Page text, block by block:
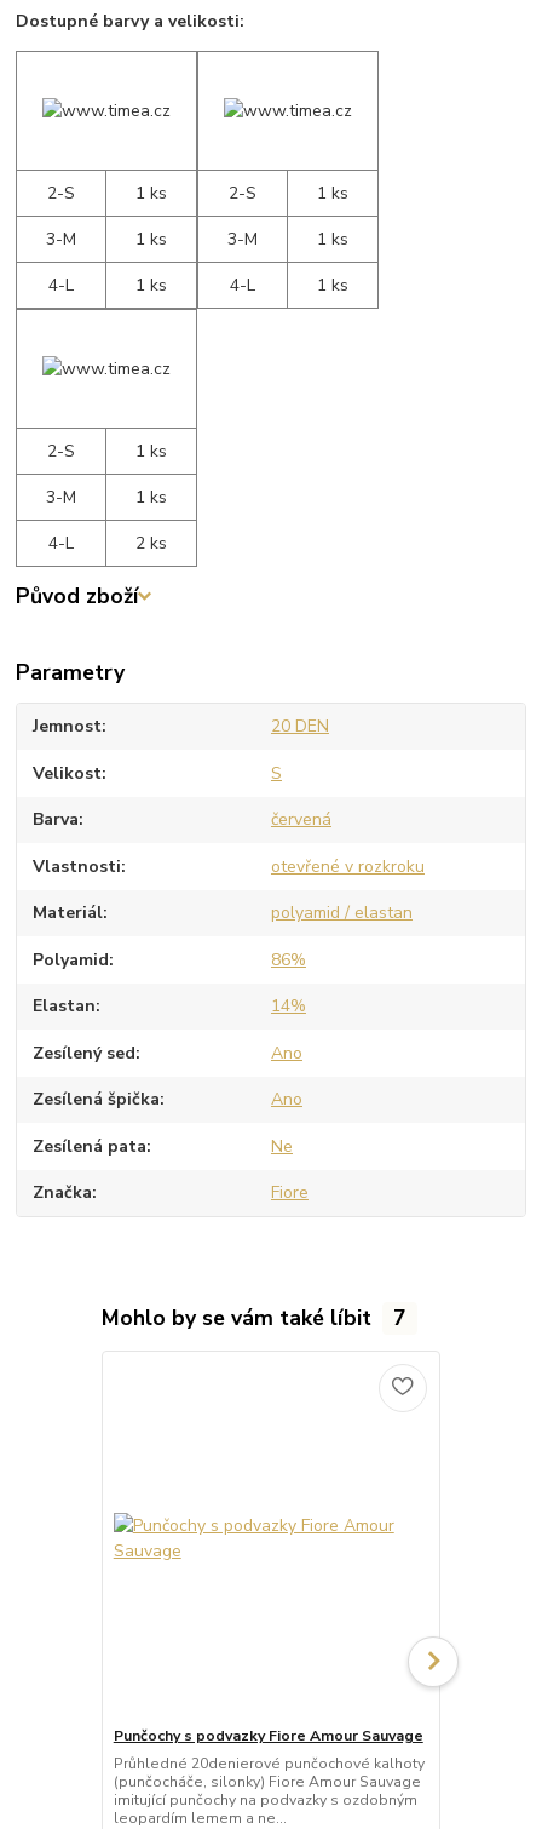
Dostupné barvy a velikosti:
2-S
1 ks
3-M
1 ks
4-L
1 ks
2-S
1 ks
3-M
1 ks
4-L
1 ks
2-S
1 ks
3-M
1 ks
4-L
2 ks
Původ zboží
Parametry
Jemnost 20 DEN
Velikost S
Barva červená
Vlastnosti otevřené v rozkroku
Materiál polyamid / elastan
Polyamid 86%
Elastan 14%
Zesílený sed Ano
Zesílená špička Ano
Zesílená pata Ne
Značka Fiore
Mohlo by se vám také líbit 7
Punčochy s podvazky Fiore Amour Sauvage
Průhledné 20denierové punčochové kalhoty
(punčocháče, silonky) Fiore Amour Sauvage
imitující punčochy na podvazky s ozdobným
leopardím lemem a ne...